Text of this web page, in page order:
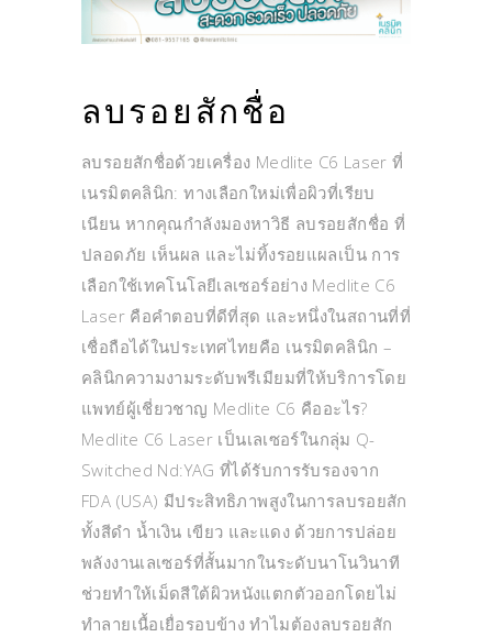
ลบรอยสักชื่อ
ลบรอยสักชื่อด้วยเครื่อง Medlite C6 Laser ที่
เนรมิตคลินิก: ทางเลือกใหม่เพื่อผิวที่เรียบ
เนียน หากคุณกำลังมองหาวิธี ลบรอยสักชื่อ ที่
ปลอดภัย เห็นผล และไม่ทิ้งรอยแผลเป็น การ
เลือกใช้เทคโนโลยีเลเซอร์อย่าง Medlite C6
Laser คือคำตอบที่ดีที่สุด และหนึ่งในสถานที่ที่
เชื่อถือได้ในประเทศไทยคือ เนรมิตคลินิก –
คลินิกความงามระดับพรีเมียมที่ให้บริการโดย
แพทย์ผู้เชี่ยวชาญ Medlite C6 คืออะไร?
Medlite C6 Laser เป็นเลเซอร์ในกลุ่ม Q-
Switched Nd:YAG ที่ได้รับการรับรองจาก
FDA (USA) มีประสิทธิภาพสูงในการลบรอยสัก
ทั้งสีดำ น้ำเงิน เขียว และแดง ด้วยการปล่อย
พลังงานเลเซอร์ที่สั้นมากในระดับนาโนวินาที
ช่วยทำให้เม็ดสีใต้ผิวหนังแตกตัวออกโดยไม่
ทำลายเนื้อเยื่อรอบข้าง ทำไมต้องลบรอยสัก